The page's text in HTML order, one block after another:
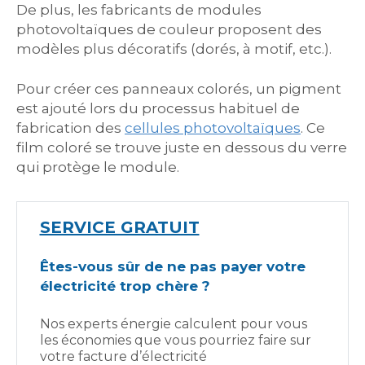
De plus, les fabricants de modules
photovoltaïques de couleur proposent des
modèles plus décoratifs (dorés, à motif, etc.).
Pour créer ces panneaux colorés, un pigment
est ajouté lors du processus habituel de
fabrication des cellules photovoltaïques. Ce
film coloré se trouve juste en dessous du verre
qui protège le module.
SERVICE GRATUIT
Êtes-vous sûr de ne pas payer votre
électricité trop chère ?
Nos experts énergie calculent pour vous
les économies que vous pourriez faire sur
votre facture d’électricité